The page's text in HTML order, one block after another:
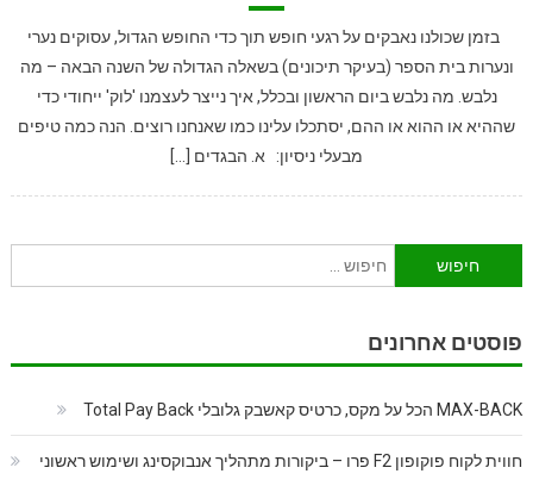
בזמן שכולנו נאבקים על רגעי חופש תוך כדי החופש הגדול, עסוקים נערי
ונערות בית הספר (בעיקר תיכונים) בשאלה הגדולה של השנה הבאה – מה
נלבש. מה נלבש ביום הראשון ובכלל, איך נייצר לעצמנו 'לוק' ייחודי כדי
שההיא או ההוא או ההם, יסתכלו עלינו כמו שאנחנו רוצים. הנה כמה טיפים
מבעלי ניסיון: א. הבגדים […]
חיפוש:
פוסטים אחרונים
MAX-BACK הכל על מקס, כרטיס קאשבק גלובלי Total Pay Back
חווית לקוח פוקופון F2 פרו – ביקורות מתהליך אנבוקסינג ושימוש ראשוני